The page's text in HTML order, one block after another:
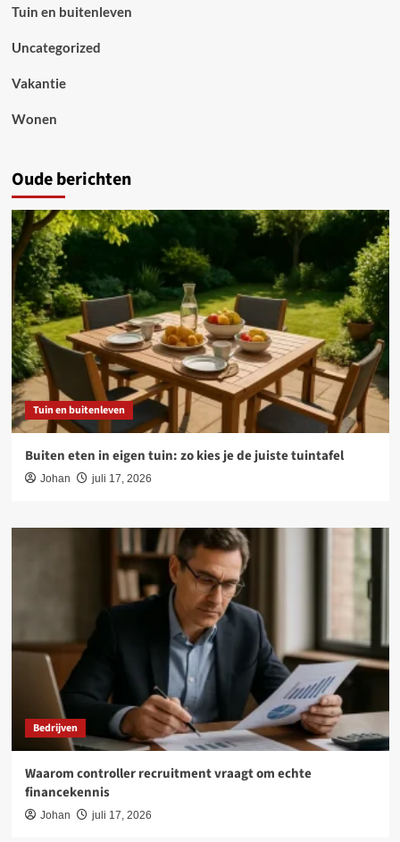
Tuin en buitenleven
Uncategorized
Vakantie
Wonen
Oude berichten
Tuin en buitenleven
Buiten eten in eigen tuin: zo kies je de juiste tuintafel
Johan juli 17, 2026
Bedrijven
Waarom controller recruitment vraagt om echte
financekennis
Johan juli 17, 2026